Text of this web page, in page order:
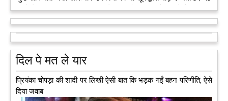
मरने के बाद भी इस धरती पर अपने आप को जीवित छोड़ ज़ाते हैं। दुनिया
को अलविदा कह चुकी 13 वर्षीय लड़की के अंगदान से 3 जरूरतमंद लोगों
को नई जिंदगी मिल गई।आगे पढ़ें
दिल पे मत ले यार
प्रियंका चोपड़ा की शादी पर लिखी ऐसी बात कि भड़क गईं बहन परिणीति, ऐसे
दिया जवाब